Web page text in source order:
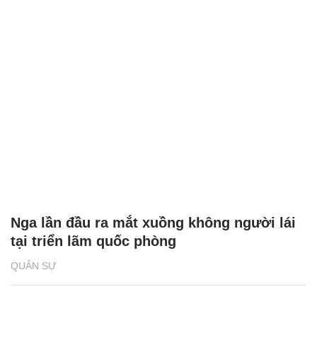
QUÂN SỰ
Nga lần đầu ra mắt xuồng không người lái
tại triển lãm quốc phòng